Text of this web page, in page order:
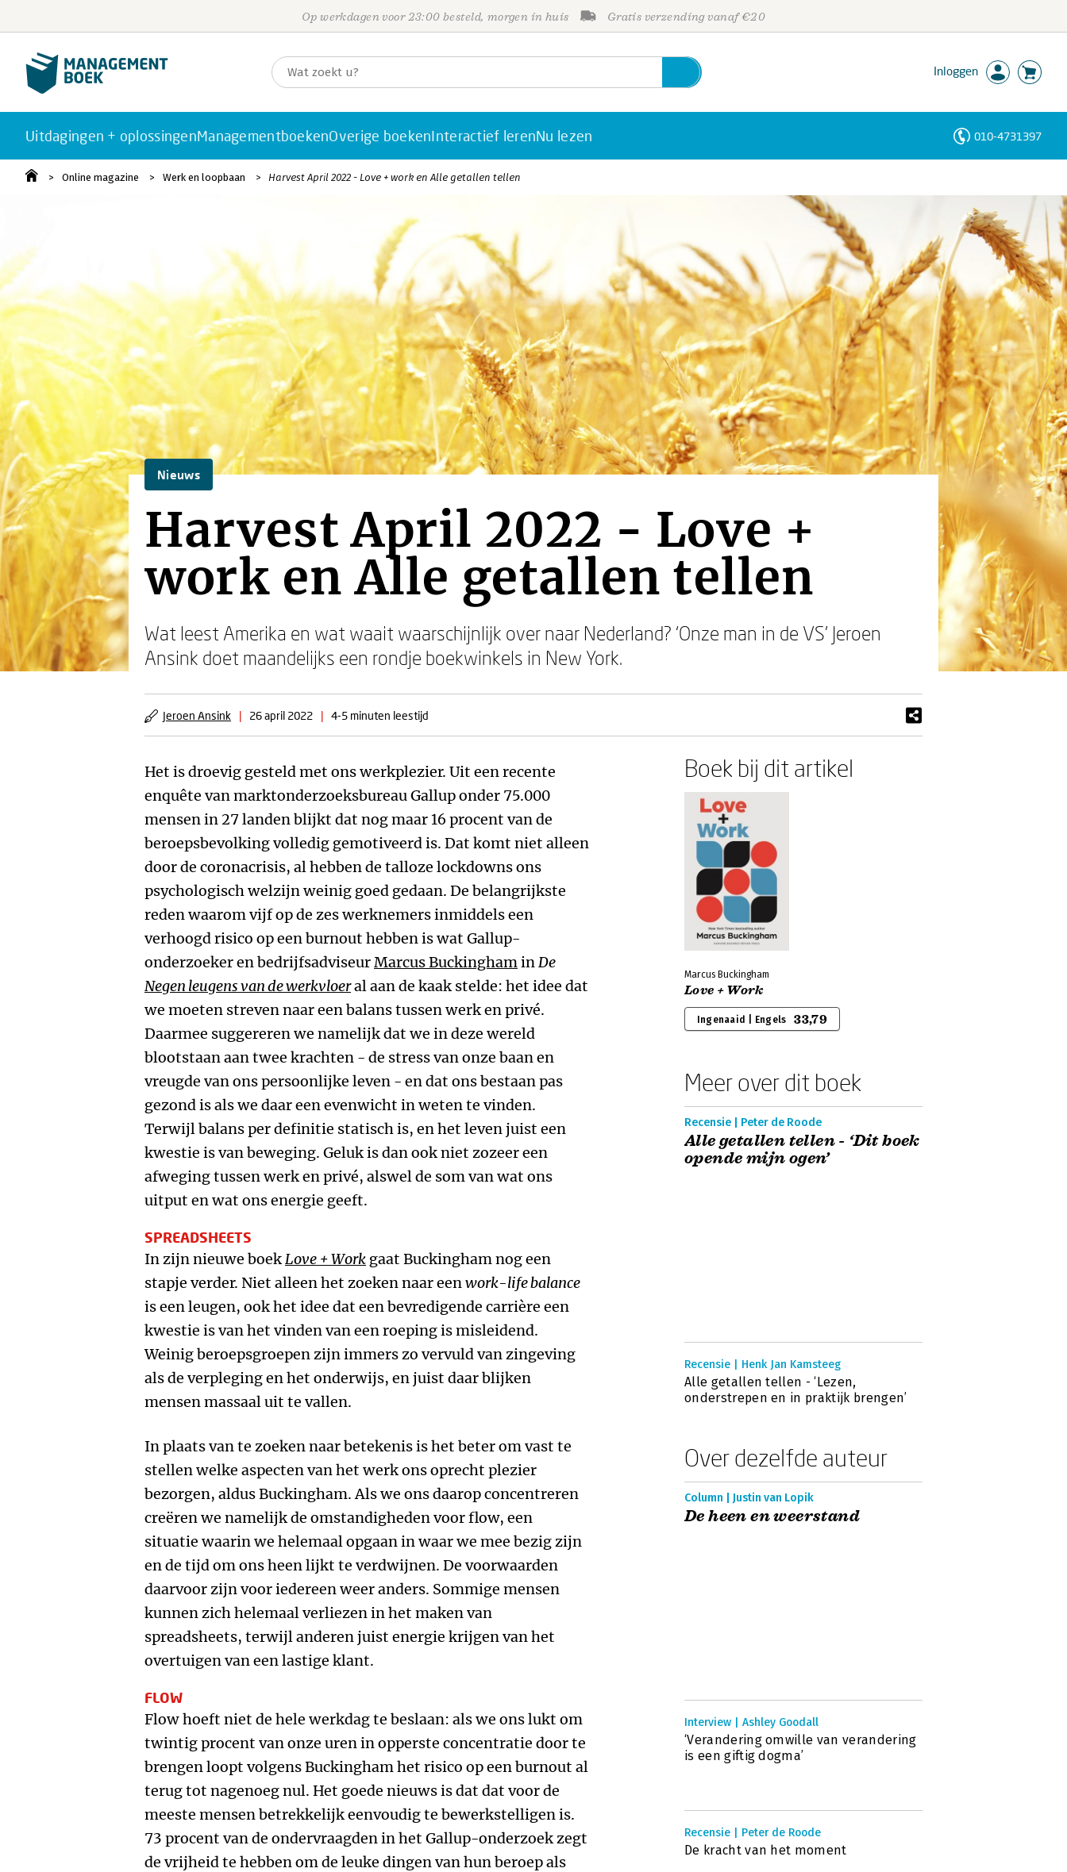
Op werkdagen voor 23:00 besteld, morgen in huis Gratis verzending vanaf €20
Inloggen
Uitdagingen + oplossingenManagementboekenOverige boekenInteractief lerenNu lezen 010-4731397
Online magazine Werk en loopbaan Harvest April 2022 - Love + work en Alle getallen tellen
Nieuws
Harvest April 2022 - Love +
work en Alle getallen tellen
Wat leest Amerika en wat waait waarschijnlijk over naar Nederland? ‘Onze man in de VS’ Jeroen
Ansink doet maandelijks een rondje boekwinkels in New York.
Jeroen Ansink | 26 april 2022 | 4-5 minuten leestijd
Het is droevig gesteld met ons werkplezier. Uit een recente
enquête van marktonderzoeksbureau Gallup onder 75.000
mensen in 27 landen blijkt dat nog maar 16 procent van de
beroepsbevolking volledig gemotiveerd is. Dat komt niet alleen
door de coronacrisis, al hebben de talloze lockdowns ons
psychologisch welzijn weinig goed gedaan. De belangrijkste
reden waarom vijf op de zes werknemers inmiddels een
verhoogd risico op een burnout hebben is wat Gallup-
onderzoeker en bedrijfsadviseurMarcus BuckinghaminDe
Negen leugens van de werkvloeral aan de kaak stelde: het idee dat
we moeten streven naar een balans tussen werk en privé.
Daarmee suggereren we namelijk dat we in deze wereld
blootstaan aan twee krachten - de stress van onze baan en
vreugde van ons persoonlijke leven - en dat ons bestaan pas
gezond is als we daar een evenwicht in weten te vinden.
Terwijl balans per definitie statisch is, en het leven juist een
kwestie is van beweging. Geluk is dan ook niet zozeer een
afweging tussen werk en privé, alswel de som van wat ons
uitput en wat ons energie geeft.
SPREADSHEETS
In zijn nieuwe boekLove + Work gaat Buckingham nog een
stapje verder. Niet alleen het zoeken naar eenwork-life balance
is een leugen, ook het idee dat een bevredigende carrière een
kwestie is van het vinden van een roeping is misleidend.
Weinig beroepsgroepen zijn immers zo vervuld van zingeving
als de verpleging en het onderwijs, en juist daar blijken
mensen massaal uit te vallen.
In plaats van te zoeken naar betekenis is het beter om vast te
stellen welke aspecten van het werk ons oprecht plezier
bezorgen, aldus Buckingham. Als we ons daarop concentreren
creëren we namelijk de omstandigheden voor flow, een
situatie waarin we helemaal opgaan in waar we mee bezig zijn
en de tijd om ons heen lijkt te verdwijnen. De voorwaarden
daarvoor zijn voor iedereen weer anders. Sommige mensen
kunnen zich helemaal verliezen in het maken van
spreadsheets, terwijl anderen juist energie krijgen van het
overtuigen van een lastige klant.
FLOW
Flow hoeft niet de hele werkdag te beslaan: als we ons lukt om
twintig procent van onze uren in opperste concentratie door te
brengen loopt volgens Buckingham het risico op een burnout al
terug tot nagenoeg nul. Het goede nieuws is dat dat voor de
meeste mensen betrekkelijk eenvoudig te bewerkstelligen is.
73 procent van de ondervraagden in het Gallup-onderzoek zegt
de vrijheid te hebben om de leuke dingen van hun beroep als
Boek bij dit artikel
Marcus Buckingham
Love + Work
Ingenaaid | Engels 33,79
Meer over dit boek
Recensie | Peter de Roode
Alle getallen tellen - ‘Dit boek
opende mijn ogen’
Recensie | Henk Jan Kamsteeg
Alle getallen tellen - ‘Lezen,
onderstrepen en in praktijk brengen’
Over dezelfde auteur
Column | Justin van Lopik
De heen en weerstand
Interview | Ashley Goodall
‘Verandering omwille van verandering
is een giftig dogma’
Recensie | Peter de Roode
De kracht van het moment
Personen